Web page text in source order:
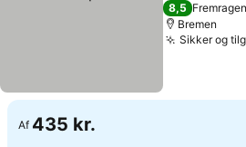
Se priser
8,5
Bremen
Sikker og
Af 435 kr.